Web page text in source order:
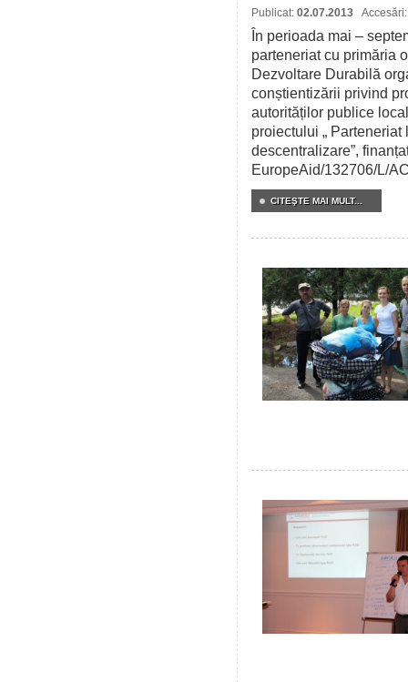
Publicat: 02.07.2013
În perioada mai –
parteneriat cu primăria
Dezvoltare Durabilă
conștientizării privind
autorităților publice
proiectului „
descentralizare”,
EuropeAid/132706/L/
CITEŞTE MAI MULT...